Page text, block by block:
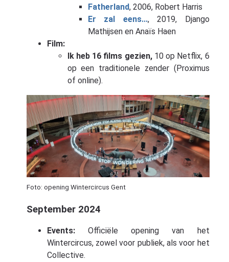
Fatherland, 2006, Robert Harris
Er zal eens..., 2019, Django
Mathijsen en Anaïs Haen
Film:
Ik heb 16 films gezien,10 op Netflix, 6
op een traditionele zender (Proximus
of online).
Foto: opening Wintercircus Gent
September 2024
Events:Officiële opening van het
Wintercircus, zowel voor publiek, als voor het
Collective.